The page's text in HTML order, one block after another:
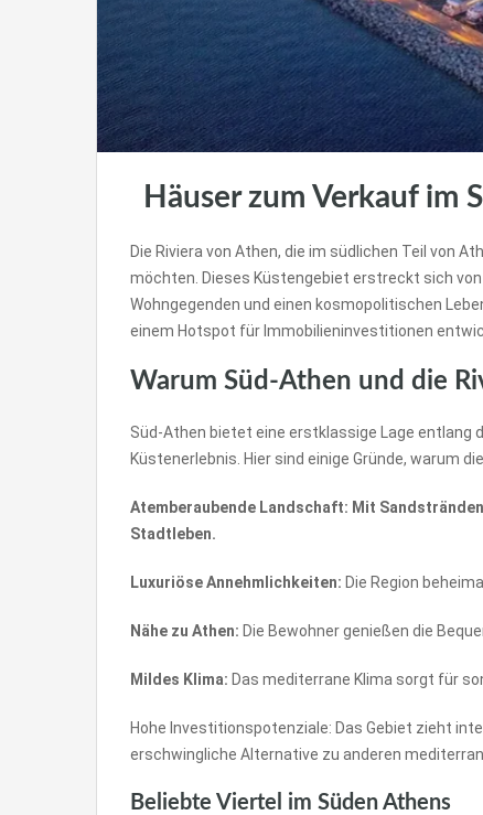
Häuser zum Verkauf im
Die Riviera von Athen, die im südlichen Teil von
möchten. Dieses Küstengebiet erstreckt sich
Wohngegenden und einen kosmopolitischen
einem Hotspot für Immobilieninvestitionen
Warum Süd-Athen und die
Süd-Athen bietet eine erstklassige Lage entlang
Küstenerlebnis. Hier sind einige Gründe, warum
Atemberaubende Landschaft: Mit
Stadtleben.
Luxuriöse Annehmlichkeiten: Die Region
Nähe zu Athen: Die Bewohner genießen die
Mildes Klima: Das mediterrane Klima sorgt für
Hohe Investitionspotenziale: Das Gebiet zieht
erschwingliche Alternative zu anderen
Beliebte Viertel im Süden Athens